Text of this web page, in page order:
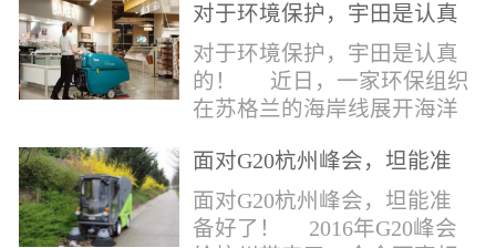
含有极少量的方解石，表面
能看出具有矿物颗粒的结晶
体，硬度比大理石硬，硬度
在6.5左右。维护比大理石容
染，花岗石的种类根据石英,
同。清洁公司花岗石晶面处
理技术方案有如下要点：
对于环境保护，宇田是认真
的！
对于环境保护，宇田是认真
的！ 近日，一家环保组织
在苏格兰的海岸线展开海洋
洋塑料垃圾对英国海洋生物
所带来的影响。他们发现至
少有30个海滩存在塑料污染
面对G20杭州峰会，坦能准
备好了！
面对G20杭州峰会，坦能准
备好了！ 2016年G20峰会